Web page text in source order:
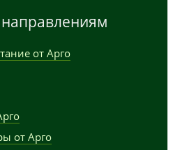
от Арго
от Арго